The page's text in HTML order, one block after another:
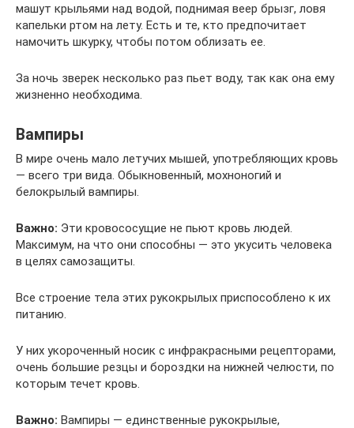
машут крыльями над водой, поднимая веер брызг, ловя
капельки ртом на лету. Есть и те, кто предпочитает
намочить шкурку, чтобы потом облизать ее.
За ночь зверек несколько раз пьет воду, так как она ему
жизненно необходима.
Вампиры
В мире очень мало летучих мышей, употребляющих кровь
— всего три вида. Обыкновенный, мохноногий и
белокрылый вампиры.
Важно: Эти кровососущие не пьют кровь людей.
Максимум, на что они способны — это укусить человека
в целях самозащиты.
Все строение тела этих рукокрылых приспособлено к их
питанию.
У них укороченный носик с инфракрасными рецепторами,
очень большие резцы и бороздки на нижней челюсти, по
которым течет кровь.
Важно: Вампиры — единственные рукокрылые,